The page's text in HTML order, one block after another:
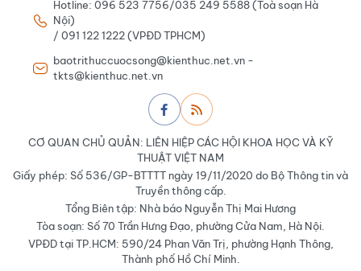
Hotline: 096 523 7756/035 249 5588 (Toà soạn Hà
Nội)
/ 091 122 1222 (VPĐD TPHCM)
baotrithuccuocsong@kienthuc.net.vn -
tkts@kienthuc.net.vn
CƠ QUAN CHỦ QUẢN: LIÊN HIỆP CÁC HỘI KHOA HỌC VÀ KỸ
THUẬT VIỆT NAM
Giấy phép: Số 536/GP-BTTTT ngày 19/11/2020 do Bộ Thông tin và
Truyền thông cấp.
Tổng Biên tập: Nhà báo Nguyễn Thị Mai Hương
Tòa soạn: Số 70 Trần Hưng Đạo, phường Cửa Nam, Hà Nội.
VPĐD tại TP.HCM: 590/24 Phan Văn Trị, phường Hạnh Thông,
Thành phố Hồ Chí Minh.